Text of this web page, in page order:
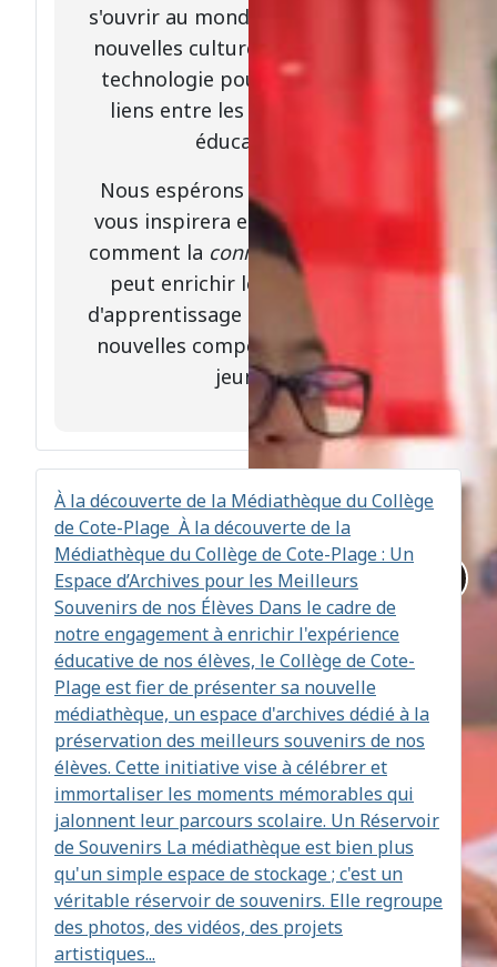
s'ouvrir au monde, à découvrir de
nouvelles cultures et à utiliser la
technologie pour renforcer les
liens entre les communautés
éducatives.
Nous espérons que cette vidéo
vous inspirera et vous montrera
comment la connexion à distance
peut enrichir les expériences
d'apprentissage et développer de
nouvelles compétences chez les
jeunes.
À la découverte de la Médiathèque du Collège
de Cote-Plage À la découverte de la
Médiathèque du Collège de Cote-Plage : Un
Espace d’Archives pour les Meilleurs
Souvenirs de nos Élèves Dans le cadre de
notre engagement à enrichir l'expérience
éducative de nos élèves, le Collège de Cote-
Plage est fier de présenter sa nouvelle
médiathèque, un espace d'archives dédié à la
préservation des meilleurs souvenirs de nos
élèves. Cette initiative vise à célébrer et
immortaliser les moments mémorables qui
jalonnent leur parcours scolaire. Un Réservoir
de Souvenirs La médiathèque est bien plus
qu'un simple espace de stockage ; c'est un
véritable réservoir de souvenirs. Elle regroupe
des photos, des vidéos, des projets
artistiques...